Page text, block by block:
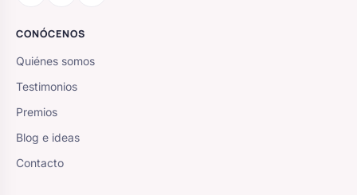
CONÓCENOS
Quiénes somos
Testimonios
Premios
Blog e ideas
Contacto